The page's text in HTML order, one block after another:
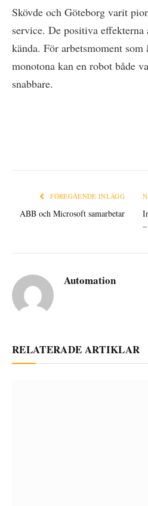
Skövde och Göteborg varit
service. De positiva
kända. För arbetsmoment
monotona kan en robot både
snabbare.
FÖREGÅENDE INLÄGG
ABB och Microsoft samarbetar
Automation
RELATERADE ARTIKLAR